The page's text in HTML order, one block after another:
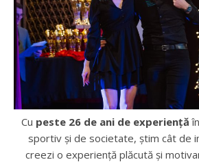
Cu peste 26 de ani de experiență
sportiv și de societate, știm cât de
creezi o experiență plăcută și